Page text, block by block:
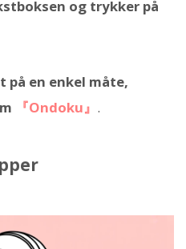
og trykker på
på en enkel måte,
『Ondoku』 .